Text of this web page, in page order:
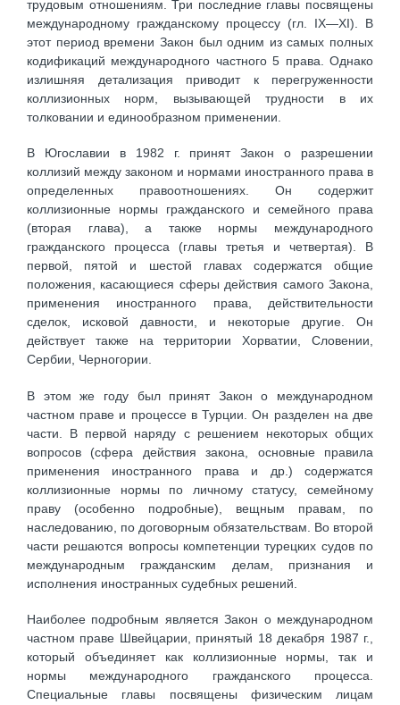
трудовым отношениям. Три последние главы посвящены
международному гражданскому процессу (гл. IX—XI). В
этот период времени Закон был одним из самых полных
кодификаций международного частного 5 права. Однако
излишняя детализация приводит к перегруженности
коллизионных норм, вызывающей трудности в их
толковании и единообразном применении.
В Югославии в 1982 г. принят Закон о разрешении
коллизий между законом и нормами иностранного права в
определенных правоотношениях. Он содержит
коллизионные нормы гражданского и семейного права
(вторая глава), а также нормы международного
гражданского процесса (главы третья и четвертая). В
первой, пятой и шестой главах содержатся общие
положения, касающиеся сферы действия самого Закона,
применения иностранного права, действительности
сделок, исковой давности, и некоторые другие. Он
действует также на территории Хорватии, Словении,
Сербии, Черногории.
В этом же году был принят Закон о международном
частном праве и процессе в Турции. Он разделен на две
части. В первой наряду с решением некоторых общих
вопросов (сфера действия закона, основные правила
применения иностранного права и др.) содержатся
коллизионные нормы по личному статусу, семейному
праву (особенно подробные), вещным правам, по
наследованию, по договорным обязательствам. Во второй
части решаются вопросы компетенции турецких судов по
международным гражданским делам, признания и
исполнения иностранных судебных решений.
Наиболее подробным является Закон о международном
частном праве Швейцарии, принятый 18 декабря 1987 г.,
который объединяет как коллизионные нормы, так и
нормы международного гражданского процесса.
Специальные главы посвящены физическим лицам